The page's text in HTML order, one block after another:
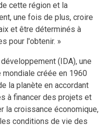
cette région et la
une fois de plus, croire
et être déterminés à
pour l'obtenir. »
(IDA), une
créée en 1960
la planète en accordant
à financer des projets et
la croissance économique,
conditions de vie des